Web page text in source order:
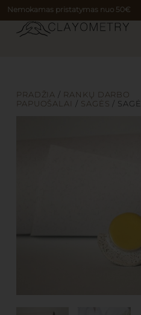
Nemokamas pristatymas nuo 50€
PRADŽIA / RANKŲ DARBO
PAPUOŠALAI
/ SAGĖS /